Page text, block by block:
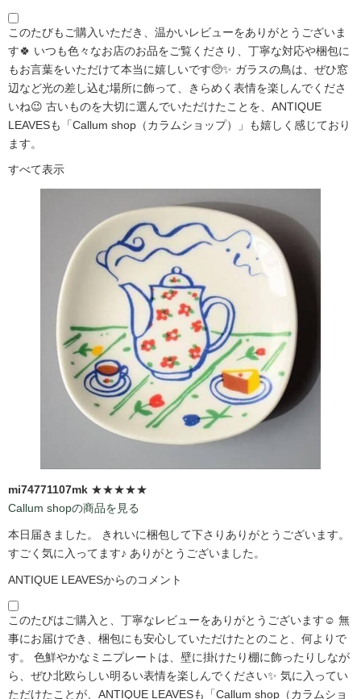
このたびもご購入いただき、温かいレビューをありがとうございま
す🍀 いつも色々なお店のお品をご覧くださり、丁寧な対応や梱包に
もお言葉をいただけて本当に嬉しいです🥺✨ ガラスの鳥は、ぜひ窓
辺など光の差し込む場所に飾って、きらめく表情を楽しんでくださ
いね😉 古いものを大切に選んでいただけたことを、ANTIQUE
LEAVESも「Callum shop（カラムショップ）」も嬉しく感じており
ます。
すべて表示
mi74771107mk ★★★★★
Callum shopの商品を見る
本日届きました。 きれいに梱包して下さりありがとうございます。
すごく気に入ってます♪ ありがとうございました。
ANTIQUE LEAVESからのコメント
このたびはご購入と、丁寧なレビューをありがとうございます☺️ 無
事にお届けでき、梱包にも安心していただけたとのこと、何よりで
す。 色鮮やかなミニプレートは、壁に掛けたり棚に飾ったりしなが
ら、ぜひ北欧らしい明るい表情を楽しんでください✨ 気に入ってい
ただけたことが、ANTIQUE LEAVESも「Callum shop（カラムショ